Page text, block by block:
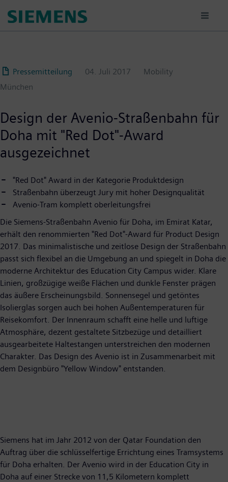
para
Pressemitteilung
04. Juli 2017
Mobility
München
Design der Avenio-Straßenbahn für
Doha mit "Red Dot"-Award
ausgezeichnet
"Red Dot" Award in der Kategorie Produktdesign
Straßenbahn überzeugt Jury mit hoher Designqualität
Avenio-Tram komplett oberleitungsfrei
Die Siemens-Straßenbahn Avenio für Doha, im Emirat Katar,
erhält den renommierten "Red Dot"-Award für Product Design
2017. Das minimalistische und zeitlose Design der Straßenbahn
passt sich flexibel an die Umgebung an und spiegelt in Doha die
moderne Architektur des Education City Campus wider. Klare
Linien, großzügige weiße Flächen und dunkle Fenster prägen
das äußere Erscheinungsbild. Sonnensegel und getöntes
Isolierglas sorgen auch bei hohen Außentemperaturen für
Reisekomfort. Der Innenraum schafft eine helle und luftige
Atmosphäre, dezent gestaltete Sitzbezüge und detailliert
ausgearbeitete Haltestangen unterstreichen den modernen
Charakter. Das Design des Avenio ist in Zusammenarbeit mit
dem Designbüro "Yellow Window" entstanden.
Siemens hat im Jahr 2012 von der Qatar Foundation den
Auftrag über die schlüsselfertige Errichtung eines Tramsystems
für Doha erhalten. Der Avenio wird in der Education City in
Doha auf einer Strecke von 11,5 Kilometern komplett